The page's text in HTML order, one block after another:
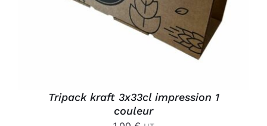
Tripack kraft 3x33cl impression 1
couleur